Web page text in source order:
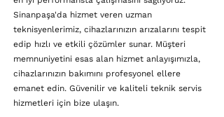
Sinanpaşa'da hizmet veren uzman
teknisyenlerimiz, cihazlarınızın arızalarını tespit
edip hızlı ve etkili çözümler sunar. Müşteri
memnuniyetini esas alan hizmet anlayışımızla,
cihazlarınızın bakımını profesyonel ellere
emanet edin. Güvenilir ve kaliteli teknik servis
hizmetleri için bize ulaşın.